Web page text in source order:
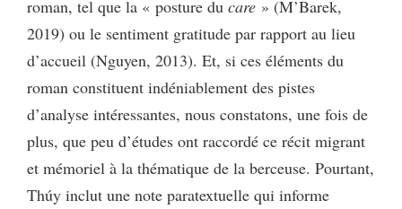
roman, tel que la « posture du care » (M’Barek,
2019) ou le sentiment gratitude par rapport au lieu
d’accueil (Nguyen, 2013). Et, si ces éléments du
roman constituent indéniablement des pistes
d’analyse intéressantes, nous constatons, une fois de
plus, que peu d’études ont raccordé ce récit migrant
et mémoriel à la thématique de la berceuse. Pourtant,
Thúy inclut une note paratextuelle qui informe